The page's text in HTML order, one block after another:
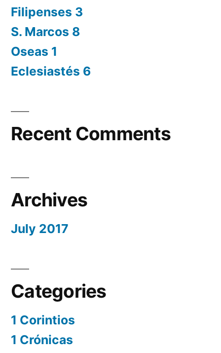
Filipenses 3
S. Marcos 8
Oseas 1
Eclesiastés 6
Recent Comments
Archives
July 2017
Categories
1 Corintios
1 Crónicas